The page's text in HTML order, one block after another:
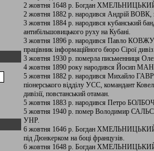
2 жовтня 1648 р. Богдан ХМЕЛЬНИЦЬКИЙ
2 жовтня 1882 р. народився Андрій ВОВК,
3 жовтня 1884 р. народився кубанський
антибільшовицького руху на Кубані.
3 жовтня 1896 р. народився Павло
працівник інформаційного бюро Сірої
3 жовтня 1930 р. померла письменниця
4 жовтня 1890 року народився Йосип
5 жовтня 1882 р. народився Михайло
піонерського відділу УСС, командант
дивізії, повстанський отаман.
5 жовтня 1883 р. народився Петро
5 жовтня 1940 р. помер Володимир
УНР.
6 жовтня 1646 р. Богдан ХМЕЛЬНИЦЬКИЙ
під Дюнкерком на боці французів.
6 жовтня 1648 р. Богдан ХМЕЛЬНИЦЬКИЙ,